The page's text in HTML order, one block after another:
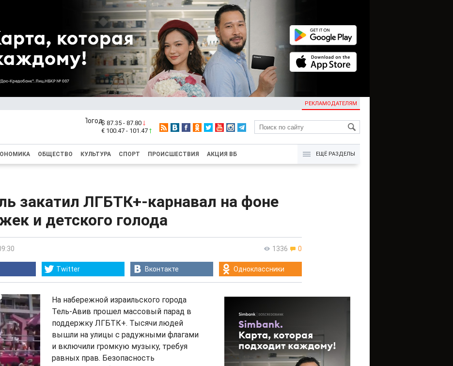
РЕКЛАМОДАТЕЛЯМ
KG
$ 87.35 - 87.80
€ 100.47 - 101.47
ОБЩЕСТВО КУЛЬТУРА СПОРТ ПРОИСШЕСТВИЯ АКЦИЯ ВБ ЕЩЁ РАЗДЕЛЫ
закатил ЛГБТК+-карнавал на фоне
и детского голода
1336 0
Twitter Вконтакте Одноклассники
На набережной израильского города
Тель-Авив прошел массовый парад в
поддержку ЛГБТК+. Тысячи людей
вышли на улицы с радужными флагами
и включили громкую музыку, требуя
равных прав. Безопасность